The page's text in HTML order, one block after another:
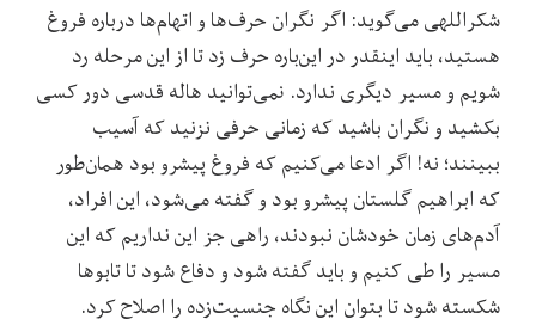
شکراللهی می‌گوید: اگر نگران حرف‌ها و اتهام‌ها درباره فروغ
هستید، باید اینقدر در این‌باره حرف زد تا از این مرحله رد
شویم و مسیر دیگری ندارد. نمی‌توانید هاله قدسی دور کسی
بکشید و نگران باشید که زمانی حرفی نزنید که آسیب
ببینند؛ نه! اگر ادعا می‌کنیم که فروغ پیشرو بود همان‌طور
که ابراهیم گلستان پیشرو بود و گفته می‌شود، این افراد،
آدم‌های زمان خودشان نبودند، راهی جز این نداریم که این
مسیر را طی کنیم و باید گفته شود و دفاع شود تا تابوها
شکسته شود تا بتوان این نگاه جنسیت‌زده را اصلاح کرد.